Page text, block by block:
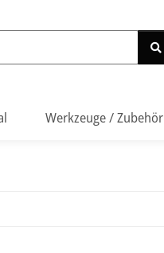
Werkzeuge / Zubehör